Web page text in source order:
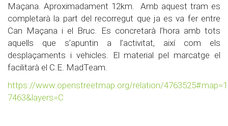
Maçana. Aproximadament 12km. Amb aquest tram es
completarà la part del recorregut que ja es va fer entre
Can Maçana i el Bruc. Es concretarà l’hora amb tots
aquells que s’apuntin a l’activitat, així com els
desplaçaments i vehicles. El material pel marcatge el
facilitarà el C.E. MadTeam.
https://www.openstreetmap.org/relation/
7463&layers=C